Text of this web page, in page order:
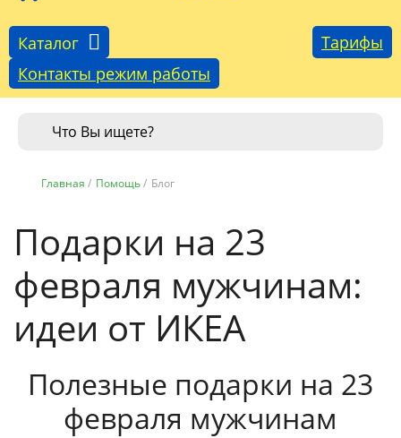
Каталог
Тарифы
Контакты режим работы
Главная / Помощь/ Блог
Подарки на 23
февраля мужчинам:
идеи от ИКЕА
Полезные подарки на 23
февраля мужчинам